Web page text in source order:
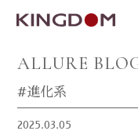
ALLURE
#進化系
2025.03.05